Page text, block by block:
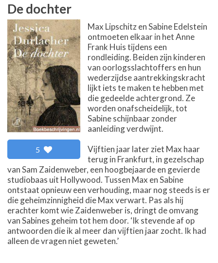
De dochter
5
Max Lipschitz en Sabine Edelstein
ontmoeten elkaar in het Anne
Frank Huis tijdens een
rondleiding. Beiden zijn kinderen
van oorlogsslachtoffers en hun
wederzijdse aantrekkingskracht
lijkt iets te maken te hebben met
die gedeelde achtergrond. Ze
worden onafscheidelijk, tot
Sabine schijnbaar zonder
aanleiding verdwijnt.
Vijftien jaar later ziet Max haar
terug in Frankfurt, in gezelschap
van Sam Zaidenweber, een hoogbejaarde en gevierde
studiobaas uit Hollywood. Tussen Max en Sabine
ontstaat opnieuw een verhouding, maar nog steeds is er
die geheimzinnigheid die Max verwart. Pas als hij
erachter komt wie Zaidenweber is, dringt de omvang
van Sabines geheim tot hem door. ‘Ik stevende af op
antwoorden die ik al meer dan vijftien jaar zocht. Ik had
alleen de vragen niet geweten.’